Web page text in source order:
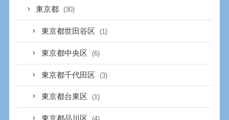
東京都 (30)
東京都世田谷区 (1)
東京都中央区 (6)
東京都千代田区 (3)
東京都台東区 (1)